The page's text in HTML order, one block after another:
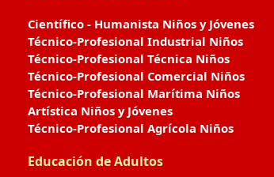
Científico - Humanista Niños y Jóvenes
Técnico-Profesional Industrial Niños
Técnico-Profesional Técnica Niños
Técnico-Profesional Comercial Niños
Técnico-Profesional Marítima Niños
Artística Niños y Jóvenes
Técnico-Profesional Agrícola Niños
Educación de Adultos